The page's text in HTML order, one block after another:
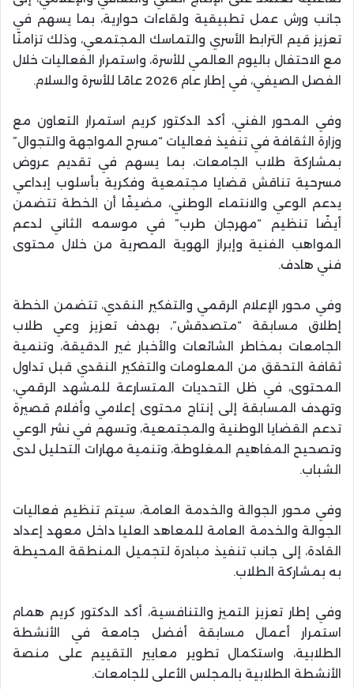
جانب ورش عمل تطبيقية ولقاءات حوارية، بما يسهم في
تعزيز قيم الترابط الأسري والتماسك المجتمعي، وذلك تزامنًا
مع الاحتفال باليوم العالمي للأسرة، واستمرار الفعاليات خلال
الفصل الصيفي، في إطار عام 2026 عامًا للأسرة والسلام.
وفي المحور الفني، أكد الدكتور كريم استمرار التعاون مع
وزارة الثقافة في تنفيذ فعاليات “مسرح المواجهة والتجوال”
بمشاركة طلاب الجامعات، بما يسهم في تقديم عروض
مسرحية تناقش قضايا مجتمعية وفكرية بأسلوب إبداعي
يدعم الوعي والانتماء الوطني، مضيفًا أن الخطة تتضمن
أيضًا تنظيم “مهرجان طرب” في موسمه الثاني لدعم
المواهب الفنية وإبراز الهوية المصرية من خلال محتوى
فني هادف.
وفي محور الإعلام الرقمي والتفكير النقدي، تتضمن الخطة
إطلاق مسابقة “متصدقش”، بهدف تعزيز وعي طلاب
الجامعات بمخاطر الشائعات والأخبار غير الدقيقة، وتنمية
ثقافة التحقق من المعلومات والتفكير النقدي قبل تداول
المحتوى، في ظل التحديات المتسارعة للمشهد الرقمي،
وتهدف المسابقة إلى إنتاج محتوى إعلامي وأفلام قصيرة
تدعم القضايا الوطنية والمجتمعية، وتسهم في نشر الوعي
وتصحيح المفاهيم المغلوطة، وتنمية مهارات التحليل لدى
الشباب.
وفي محور الجوالة والخدمة العامة، سيتم تنظيم فعاليات
الجوالة والخدمة العامة للمعاهد العليا داخل معهد إعداد
القادة، إلى جانب تنفيذ مبادرة لتجميل المنطقة المحيطة
به بمشاركة الطلاب.
وفي إطار تعزيز التميز والتنافسية، أكد الدكتور كريم همام
استمرار أعمال مسابقة أفضل جامعة في الأنشطة
الطلابية، واستكمال تطوير معايير التقييم على منصة
الأنشطة الطلابية بالمجلس الأعلى للجامعات.